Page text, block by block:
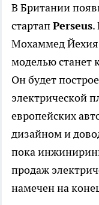
В Британии
стартапPerseus.
Мохаммед Йехия
моделью станет
Он будет
электрической
европейских
дизайном и
пока
продаж
намечен на